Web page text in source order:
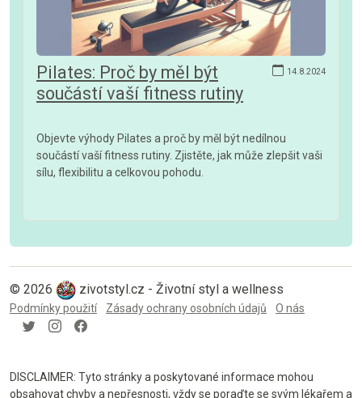
14.8.2024
Pilates: Proč by měl být
součástí vaší fitness rutiny
Objevte výhody Pilates a proč by měl být nedílnou
součástí vaší fitness rutiny. Zjistěte, jak může zlepšit vaši
sílu, flexibilitu a celkovou pohodu.
© 2026 zivotstyl.cz - Životní styl a wellness
Podmínky použití Zásady ochrany osobních údajů O nás
DISCLAIMER: Tyto stránky a poskytované informace mohou
obsahovat chyby a nepřesnosti, vždy se poraďte se svým lékařem a